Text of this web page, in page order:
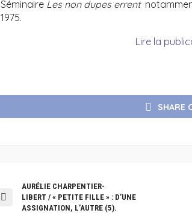
Séminaire Les non dupes errentnotamment
1975.
Lire la
SHARE
AURÉLIE CHARPENTIER-
LIBERT / « PETITE FILLE » : D’UNE
ASSIGNATION, L’AUTRE (5).